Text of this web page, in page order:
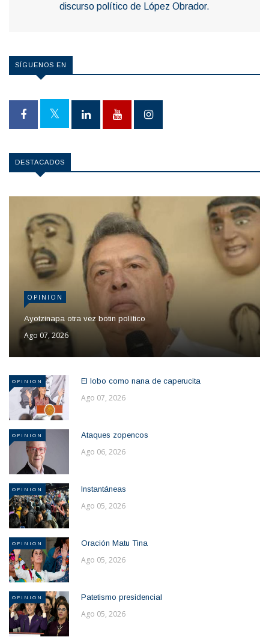
discurso político de López Obrador.
SÍGUENOS EN
DESTACADOS
OPINION
Ayotzinapa otra vez botin político
Ago 07, 2026
OPINION El lobo como nana de caperucita
Ago 07, 2026
OPINION Ataques zopencos
Ago 06, 2026
OPINION Instantáneas
Ago 05, 2026
OPINION Oración Matu Tina
Ago 05, 2026
OPINION Patetismo presidencial
Ago 05, 2026